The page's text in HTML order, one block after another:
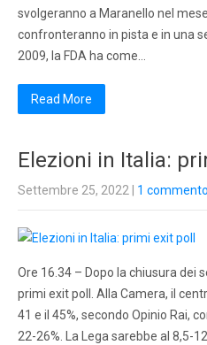
svolgeranno a Maranello nel
confronteranno in pista e in una
2009, la FDA ha come…
Read More
Elezioni in Italia:
Settembre 25, 2022 1 commento
Ore 16.34 – Dopo la chiusura dei
primi exit poll. Alla Camera, il
41 e il 45%, secondo Opinio Rai,
22-26%. La Lega sarebbe al 8,5-